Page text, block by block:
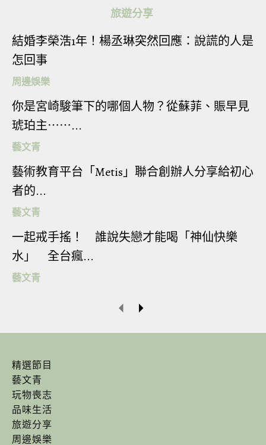
（圖片來源：＠yujun0114｜IG）
▼但是一到戶外，專屬泳池一整個不得了！海洋色
系泳池磚、木質地板、四周綠意盎然與遠方大海，
在面海的泳池中眺望海景，無止盡的閒適自在與恬
旅遊分享
結婚李榮浩1年！楊丞琳突然回應：說謊的人是
怎回事
周邊娛樂
你是宮崎駿筆下的哪個人物？從蘇菲、賑早見
琥珀主⋯⋯...
藝文青
藝術教育平台「Metis」聯合創辦人分享給初心
者的...
藝文青
一起戒手搖！ 誰說失戀才能喝「神仙快樂
水」 全台瘋...
藝文青
精選節目
藝文青
玩物喪志
品味生活
旅遊分享
周邊娛樂